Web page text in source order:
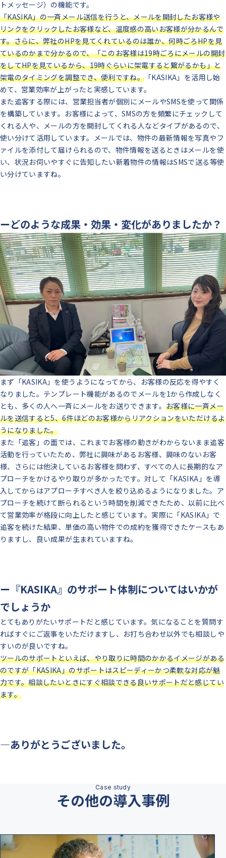
トメッセージ）の機能です。
「KASIKA」の一斉メール送信を行うと、メールを開封したお客様や
リンクをクリックしたお客様など、温度感の高いお客様が分かるんで
す。さらに、弊社のHPを見てくれているのは誰か、何時ごろHPを見
ているのかまで分かるので、「このお客様は19時ごろにメールの開封
をしてHPを見ているから、19時ぐらいに架電すると繋がるかも」と
架電のタイミングを調整でき、便利ですね。 「KASIKA」を活用し始
めて、営業効率が上がったと実感しています。
また追客する際には、営業担当者が個別にメールやSMSを使って関係
を構築しています。お客様によって、SMSの方を頻繁にチェックして
くれる人や、メールの方を開封してくれる人などタイプがあるので、
使い分けて活用しています。メールでは、物件の最新情報を写真やフ
ァイルを添付して届けられるので、物件情報を送るときはメールを使
い、状況お伺いやすぐに告知したい新着物件の情報はSMSで送る等使
い分けていますね。
ーどのような成果・効果・変化がありましたか？
まず「KASIKA」を使うようになってから、お客様の反応を得やすく
なりました。テンプレート機能があるのでメールを1から作成しなく
とも、多くの人へ一斉にメールをお送りできます。お客様に一斉メー
ルを送信すると5、6件ほどのお客様からリアクションをいただけるよ
うになりました。
また「追客」の面では、これまでお客様の動きがわからないまま追客
活動を行っていたため、弊社に興味があるお客様、興味のないお客
様、さらには他決しているお客様を問わず、すべての人に長期的なア
プローチをかけるやり取りが多かったです。対して「KASIKA」を導
入してからはアプローチすべき人を絞り込めるようになりました。ア
プローチを続けて断られるという時間を削減できたため、以前に比べ
て営業効率が格段に向上したと感じています。実際に「KASIKA」で
追客を続けた結果、単価の高い物件での成約を獲得できたケースもあ
りますし、良い成果が生まれていますね。
ー『KASIKA』のサポート体制についてはいかが
でしょうか
とてもありがたいサポートだと感じています。気になることを質問す
ればすぐにご返事をいただけますし、お打ち合わせ以外でも相談しや
すいのが良いですね。
ツールのサポートといえば、やり取りに時間のかかるイメージがある
のですが「KASIKA」のサポートはスピーディーかつ柔軟な対応が魅
力です。相談したいときにすぐ相談できる良いサポートだと感じてい
ます。
―ありがとうございました。
その他の導入事例